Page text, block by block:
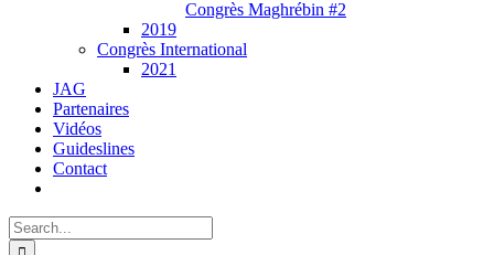
Congrès Maghrébin #2
2019
Congrès International
2021
JAG
Partenaires
Vidéos
Guideslines
Contact
Search
for: